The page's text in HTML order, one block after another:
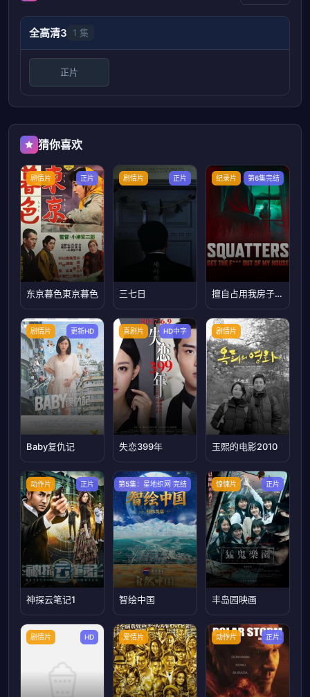
全高清3 1 集
正片
猜你喜欢
剧情片 正片
东京暮色東京暮色
剧情片 正片
三七日
纪录片 第6集完结
擅自占用我房子的人，滚出去
剧情片 更新HD
Baby复仇记
喜剧片 HD中字
失恋399年
剧情片
玉熙的电影2010
动作片 正片
神探云笔记1
纪录片
第5集：星地织网 完结
智绘中国
惊悚片 正片
丰岛园映画
剧情片 HD 爱情片 动作片 正片